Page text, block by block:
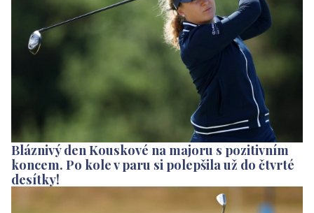
Bláznivý den Kouskové na majoru s pozitivním
koncem. Po kole v paru si polepšila už do čtvrté
desítky!